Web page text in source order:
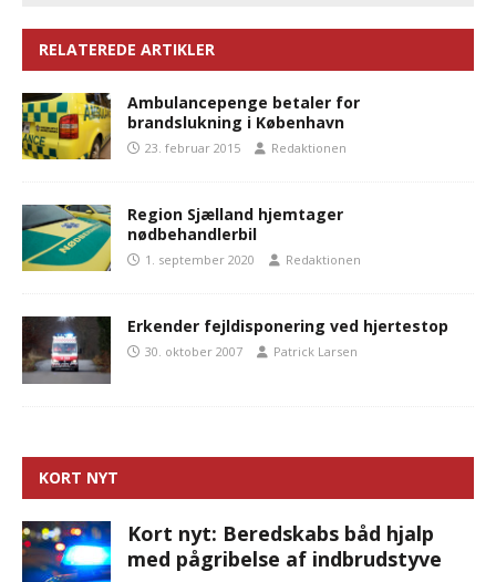
RELATEREDE ARTIKLER
Ambulancepenge betaler for
brandslukning i København
23. februar 2015 Redaktionen
Region Sjælland hjemtager
nødbehandlerbil
1. september 2020 Redaktionen
Erkender fejldisponering ved hjertestop
30. oktober 2007 Patrick Larsen
KORT NYT
Kort nyt: Beredskabs båd hjalp
med pågribelse af indbrudstyve